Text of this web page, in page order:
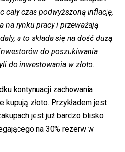
cały czas podwyższoną inflację,
na rynku pracy i przeważają
a to składa się na dość dużą
do poszukiwania
do inwestowania w złoto.
kontynuacji zachowania
kupują złoto. Przykładem jest
jest już bardzo blisko
na 30% rezerw w